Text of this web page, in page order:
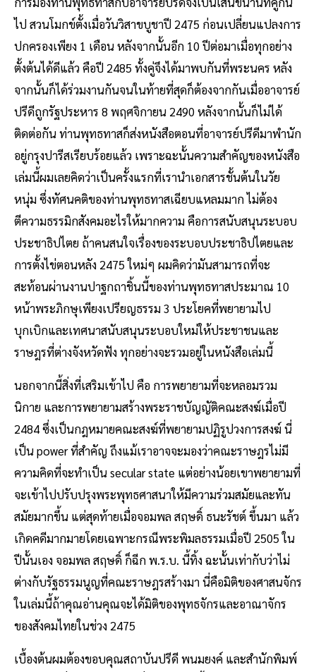
ไป สวนโมกข์ตั้งเมื่อวันวิสาขบูชาปี 2475 ก่อนเปลี่ยนแปลงการ
ปกครองเพียง 1 เดือน หลังจากนั้นอีก 10 ปีต่อมาเมื่อทุกอย่าง
ตั้งต้นได้ดีแล้ว คือปี 2485 ทั้งคู่จึงได้มาพบกันที่พระนคร หลัง
จากนั้นก็ได้ร่วมงานกันจนในท้ายที่สุดก็ต้องจากกันเมื่ออาจารย์
ปรีดีถูกรัฐประหาร 8 พฤศจิกายน 2490 หลังจากนั้นก็ไม่ได้
ติดต่อกัน ท่านพุทธทาสก็ส่งหนังสือตอนที่อาจารย์ปรีดีมาพำนัก
อยู่กรุงปารีสเรียบร้อยแล้ว เพราะฉะนั้นความสำคัญของหนังสือ
เล่มนี้ผมเลยคิดว่าเป็นครั้งแรกที่เรานำเอกสารชั้นต้นในวัย
หนุ่ม ซึ่งทัศนคติของท่านพุทธทาสเฉียบแหลมมาก ไม่ต้อง
ตีความธรรมิกสังคมอะไรให้มากความ คือการสนับสนุนระบอบ
ประชาธิปไตย ถ้าคนสนใจเรื่องของระบอบประชาธิปไตยและ
การตั้งไข่ตอนหลัง 2475 ใหม่ๆ ผมคิดว่ามันสามารถที่จะ
สะท้อนผ่านงานปาฐกถาชิ้นนี้ของท่านพุทธทาสประมาณ 10
หน้าพระภิกษุเพียงเปรียญธรรม 3 ประโยคที่พยายามไป
บุกเบิกและเทศนาสนับสนุนระบอบใหม่ให้ประชาชนและ
ราษฎรที่ต่างจังหวัดฟัง ทุกอย่างจะรวมอยู่ในหนังสือเล่มนี้
นอกจากนี้สิ่งที่เสริมเข้าไป คือ การพยายามที่จะหลอมรวม
นิกาย และการพยายามสร้างพระราชบัญญัติคณะสงฆ์เมื่อปี
2484 ซึ่งเป็นกฎหมายคณะสงฆ์ที่พยายามปฏิรูปวงการสงฆ์ นี่
เป็น power ที่สำคัญ ถึงแม้เราอาจจะมองว่าคณะราษฎรไม่มี
ความคิดที่จะทำเป็น secular state แต่อย่างน้อยเขาพยายามที่
จะเข้าไปปรับปรุงพระพุทธศาสนาให้มีความร่วมสมัยและทัน
สมัยมากขึ้น แต่สุดท้ายเมื่อจอมพล สฤษดิ์ ธนะรัชต์ ขึ้นมา แล้ว
เกิดคดีมากมายโดยเฉพาะกรณีพระพิมลธรรมเมื่อปี 2505 ใน
ปีนั้นเอง จอมพล สฤษดิ์ ก็ฉีก พ.ร.บ. นี้ทิ้ง ฉะนั้นเท่ากับว่าไม่
ต่างกับรัฐธรรมนูญที่คณะราษฎรสร้างมา นี่คือมิติของศาสนจักร
ในเล่มนี้ถ้าคุณอ่านคุณจะได้มิติของพุทธจักรและอาณาจักร
ของสังคมไทยในช่วง 2475
เบื้องต้นผมต้องขอบคุณสถาบันปรีดี พนมยงค์ และสำนักพิมพ์